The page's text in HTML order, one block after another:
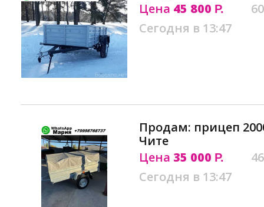
Цена 45 800 Р.
Сегодня в 13:47
Продам: прицеп
Чите
Цена 35 000 Р.
Сегодня в 13:47